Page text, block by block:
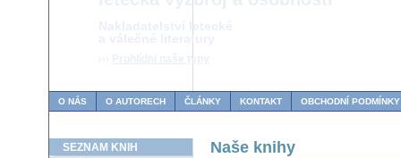
a válečné literatury
Prohlídni naše typy
O NÁS O AUTORECH ČLÁNKY KONTAKT OBCHODNÍ PODMÍNKY
SEZNAM KNIH
Naše knihy